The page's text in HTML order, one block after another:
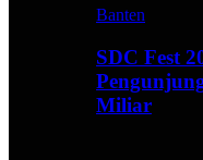
Banten
SDC Fest
Miliar